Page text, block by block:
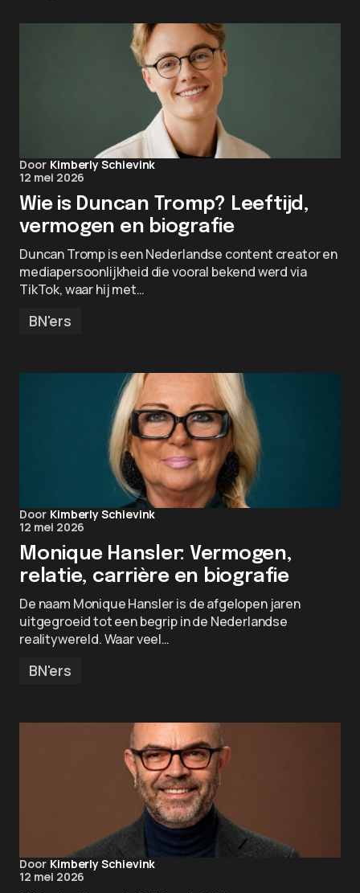
Door Kimberly Schievink
12 mei 2026
Wie is Duncan Tromp? Leeftijd,
vermogen en biografie
Duncan Tromp is een Nederlandse content creator en
mediapersoonlijkheid die vooral bekend werd via
TikTok, waar hij met…
BN'ers
Door Kimberly Schievink
12 mei 2026
Monique Hansler: Vermogen,
relatie, carrière en biografie
De naam Monique Hansler is de afgelopen jaren
uitgegroeid tot een begrip in de Nederlandse
realitywereld. Waar veel…
BN'ers
Door Kimberly Schievink
12 mei 2026